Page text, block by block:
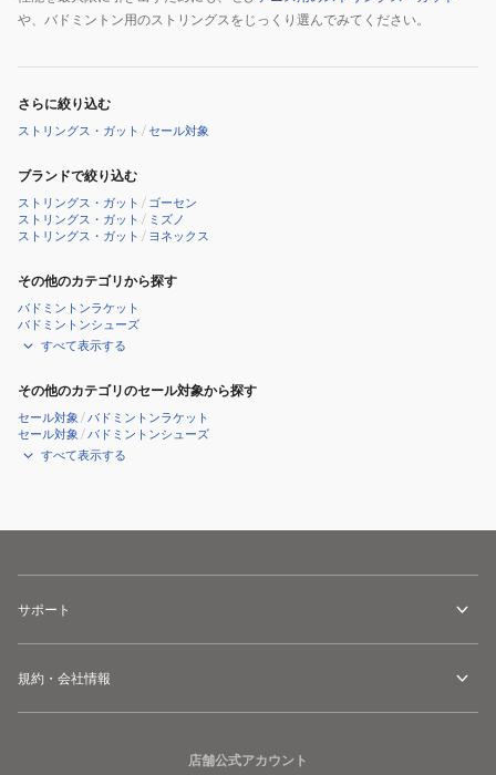
や、バドミントン用のストリングスをじっくり選んでみてください。
さらに絞り込む
ストリングス・ガット /セール対象
ブランドで絞り込む
ストリングス・ガット / ゴーセン
ストリングス・ガット / ミズノ
ストリングス・ガット / ヨネックス
その他のカテゴリから探す
バドミントンラケット
バドミントンシューズ
すべて表示する
その他のカテゴリのセール対象から探す
セール対象 /バドミントンラケット
セール対象 /バドミントンシューズ
すべて表示する
サポート
規約・会社情報
店舗公式アカウント